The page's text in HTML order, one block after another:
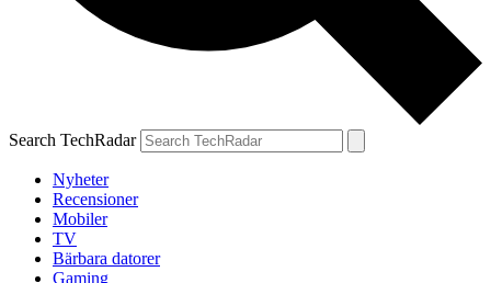
Search TechRadar
Nyheter
Recensioner
Mobiler
TV
Bärbara datorer
Gaming